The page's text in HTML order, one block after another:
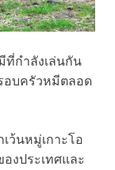
ที่กำลังเล่นกัน
อบครัวหมีตลอด
ว้นหมู่เกาะโอ
งประเทศและ